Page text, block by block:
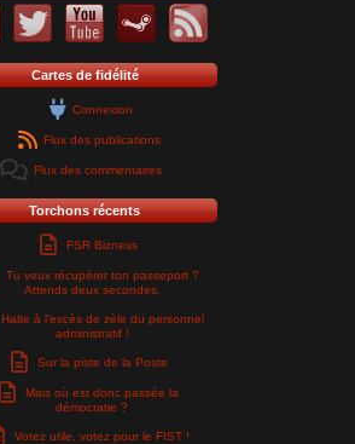
Cartes de fidélité
Connexion
Flux des publications
Flux des commentaires
Torchons récents
FSR Bizness
Tu veux récupérer ton passeport ?
Attends deux secondes.
Halte à l’excès de zèle du personnel
administratif !
Sur la piste de la Poste
Mais où est donc passée la
démocratie ?
Votez utile, votez pour le FIST !